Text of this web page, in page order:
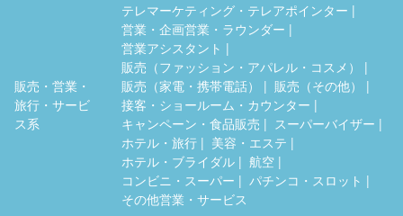
販売・営業・
旅行・サービ
ス系
テレマーケティング・テレアポインター
営業・企画営業・ラウンダー
営業アシスタント
販売（ファッション・アパレル・コスメ）
販売（家電・携帯電話）
販売（その他）
接客・ショールーム・カウンター
キャンペーン・食品販売
スーパーバイザー
ホテル・旅行
美容・エステ
ホテル・ブライダル
航空
コンビニ・スーパー
パチンコ・スロット
その他営業・サービス